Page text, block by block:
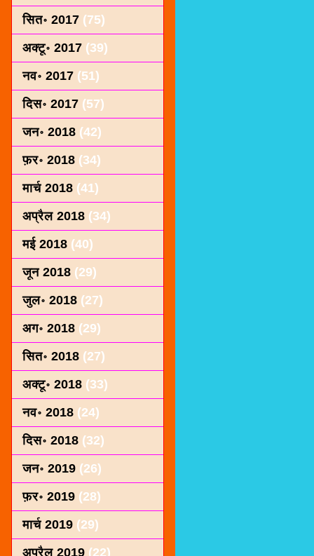
सित॰ 2017 (75)
अक्टू॰ 2017 (39)
नव॰ 2017 (51)
दिस॰ 2017 (57)
जन॰ 2018 (42)
फ़र॰ 2018 (34)
मार्च 2018 (41)
अप्रैल 2018 (34)
मई 2018 (40)
जून 2018 (29)
जुल॰ 2018 (27)
अग॰ 2018 (29)
सित॰ 2018 (27)
अक्टू॰ 2018 (33)
नव॰ 2018 (24)
दिस॰ 2018 (32)
जन॰ 2019 (26)
फ़र॰ 2019 (28)
मार्च 2019 (29)
अप्रैल 2019 (22)